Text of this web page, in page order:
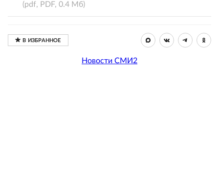
(pdf, PDF, 0.4 Мб)
Новости СМИ2